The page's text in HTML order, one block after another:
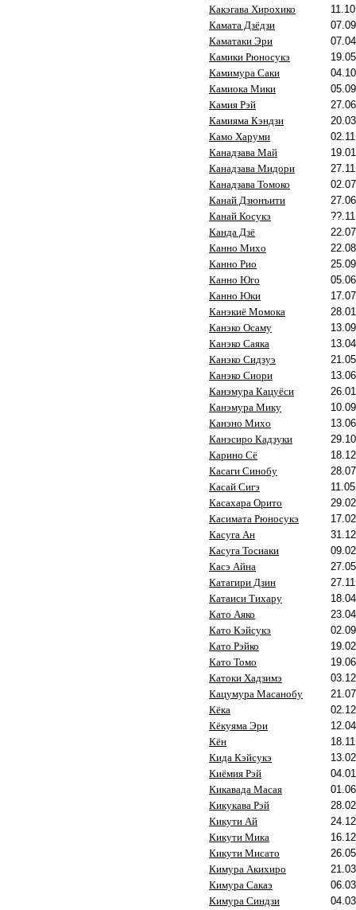
Какэгава Хирохико
Камата Дзёдзи
Каматаки Эри
Камики Рюносукэ
Камимура Саки
Камиока Мики
Камия Рэй
Камияма Кэндзи
Камо Харуми
Канадзава Май
Канадзава Мидори
Канадзава Томоко
Канай Дзюнъити
Канай Косукэ
Канда Дзё
Канно Михо
Канно Рио
Канно Юго
Канно Юки
Канэкиё Момока
Канэко Осаму
Канэко Саяка
Канэко Сидзуэ
Канэко Сиори
Канэмура Кацуёси
Канэмура Мику
Канэно Михо
Канэсиро Кадзуки
Карино Сё
Касаги Синобу
Касай Сигэ
Касахара Орито
Касимата Рюносукэ
Касуга Ан
Касуга Тосиаки
Касэ Айна
Катагири Дзин
Катаиси Тихару
Като Аяко
Като Кэйсукэ
Като Рэйко
Като Томо
Катоки Хадзимэ
Кацумура Масанобу
Кёка
Кёкуяма Эри
Кён
Кида Кэйсукэ
Киёмия Рэй
Кикавада Масая
Кикукава Рэй
Кикути Ай
Кикути Мика
Кикути Мисато
Кимура Акихиро
Кимура Сакаэ
Кимура Синдзи